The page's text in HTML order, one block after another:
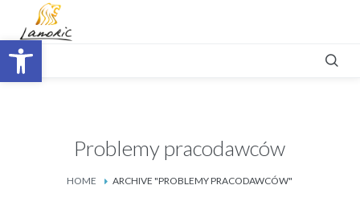
Otwórz pasek narzędzi
Problemy pracodawców
HOME ARCHIVE "PROBLEMY PRACODAWCÓW"